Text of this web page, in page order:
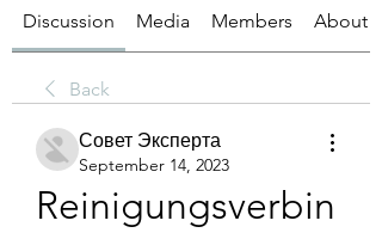
Discussion Media Members About
Back
Совет Эксперта
September 14, 2023
Reinigungsverbin